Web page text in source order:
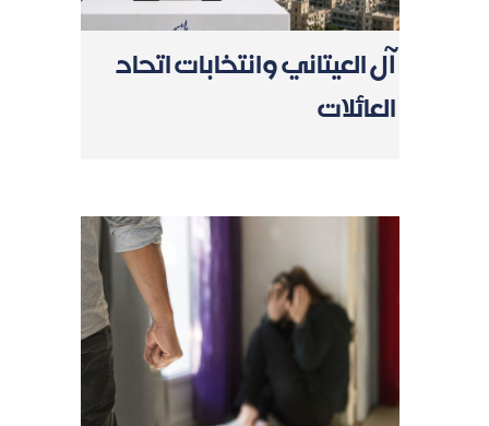
آل العيتاني وانتخابات اتحاد
العائلات